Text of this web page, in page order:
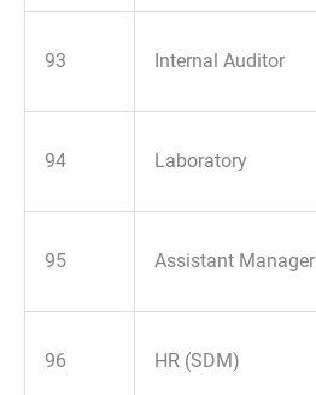
93 Internal Auditor
94 Laboratory
95 Assistant Manager
96 HR (SDM)